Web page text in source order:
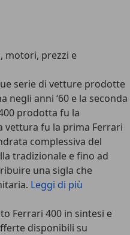
motori, prezzi e
serie di vetture prodotte
negli anni ‘60 e la seconda
prodotta fu la
vettura fu la prima Ferrari
complessiva del
tradizionale e fino ad
una sigla che
Leggi di più
Ferrari 400 in sintesi e
disponibili su